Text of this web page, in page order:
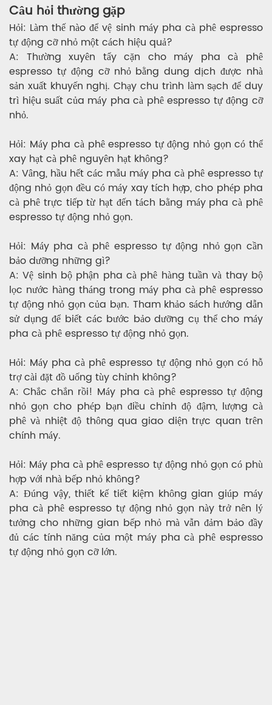
Câu hỏi thường gặp
Hỏi: Làm thế nào để vệ sinh máy pha cà phê espresso
tự động cỡ nhỏ một cách hiệu quả?
A: Thường xuyên tẩy cặn cho máy pha cà phê
espresso tự động cỡ nhỏ bằng dung dịch được nhà
sản xuất khuyến nghị. Chạy chu trình làm sạch để duy
trì hiệu suất của máy pha cà phê espresso tự động cỡ
nhỏ.
Hỏi: Máy pha cà phê espresso tự động nhỏ gọn có thể
xay hạt cà phê nguyên hạt không?
A: Vâng, hầu hết các mẫu máy pha cà phê espresso tự
động nhỏ gọn đều có máy xay tích hợp, cho phép pha
cà phê trực tiếp từ hạt đến tách bằng máy pha cà phê
espresso tự động nhỏ gọn.
Hỏi: Máy pha cà phê espresso tự động nhỏ gọn cần
bảo dưỡng những gì?
A: Vệ sinh bộ phận pha cà phê hàng tuần và thay bộ
lọc nước hàng tháng trong máy pha cà phê espresso
tự động nhỏ gọn của bạn. Tham khảo sách hướng dẫn
sử dụng để biết các bước bảo dưỡng cụ thể cho máy
pha cà phê espresso tự động nhỏ gọn.
Hỏi: Máy pha cà phê espresso tự động nhỏ gọn có hỗ
trợ cài đặt đồ uống tùy chỉnh không?
A: Chắc chắn rồi! Máy pha cà phê espresso tự động
nhỏ gọn cho phép bạn điều chỉnh độ đậm, lượng cà
phê và nhiệt độ thông qua giao diện trực quan trên
chính máy.
Hỏi: Máy pha cà phê espresso tự động nhỏ gọn có phù
hợp với nhà bếp nhỏ không?
A: Đúng vậy, thiết kế tiết kiệm không gian giúp máy
pha cà phê espresso tự động nhỏ gọn này trở nên lý
tưởng cho những gian bếp nhỏ mà vẫn đảm bảo đầy
đủ các tính năng của một máy pha cà phê espresso
tự động nhỏ gọn cỡ lớn.